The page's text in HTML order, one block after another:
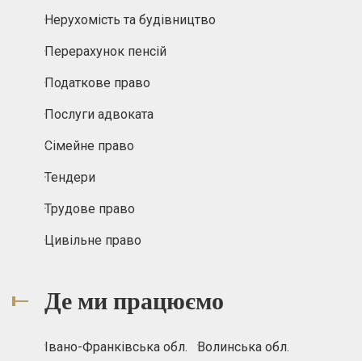
Нерухомість та будівництво
Перерахунок пенсій
Податкове право
Послуги адвоката
Сімейне право
Тендери
Трудове право
Цивільне право
Де ми працюємо
Івано-Франківська обл. Волинська обл.